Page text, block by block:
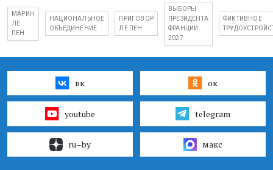
МАРИН
ЛЕ
ПЕН
НАЦИОНАЛЬНОЕ
ОБЪЕДИНЕНИЕ
ПРИГОВОР
ЛЕ ПЕН
ВЫБОРЫ
ПРЕЗИДЕНТА
ФРАНЦИИ
2027
ФИКТИВНОЕ
вк ок
youtube telegram
ru–by макс